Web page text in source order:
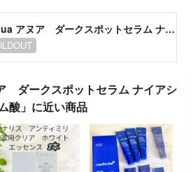
【新品】Anua アヌア ダークスポットセラム ナイアシンアミド トラネキサム酸
ダークスポットセラム ナイアシ
酸」に近い商品